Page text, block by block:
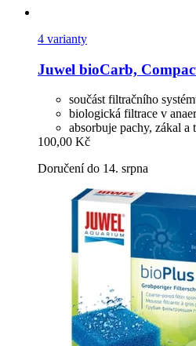
4 varianty
Juwel bioCarb,
součást filtračního
biologická filtrace v
absorbuje pachy, zákal
100,00 Kč
Doručení do 14. srpna